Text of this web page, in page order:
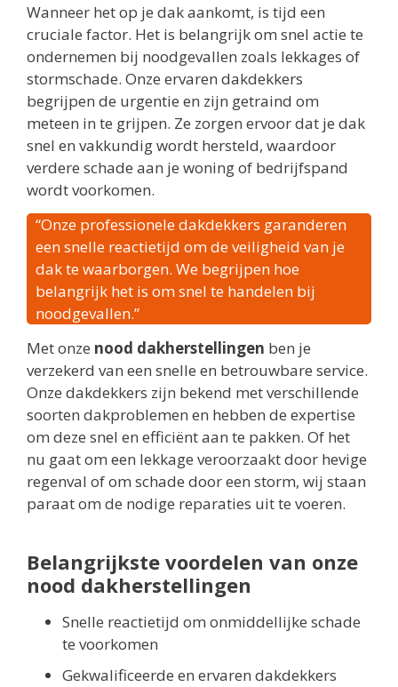
Wanneer het op je dak aankomt, is tijd een
cruciale factor. Het is belangrijk om snel actie te
ondernemen bij noodgevallen zoals lekkages of
stormschade. Onze ervaren dakdekkers
begrijpen de urgentie en zijn getraind om
meteen in te grijpen. Ze zorgen ervoor dat je dak
snel en vakkundig wordt hersteld, waardoor
verdere schade aan je woning of bedrijfspand
wordt voorkomen.
“Onze professionele dakdekkers garanderen
een snelle reactietijd om de veiligheid van je
dak te waarborgen. We begrijpen hoe
belangrijk het is om snel te handelen bij
noodgevallen.”
Met onze nood dakherstellingen ben je
verzekerd van een snelle en betrouwbare service.
Onze dakdekkers zijn bekend met verschillende
soorten dakproblemen en hebben de expertise
om deze snel en efficiënt aan te pakken. Of het
nu gaat om een lekkage veroorzaakt door hevige
regenval of om schade door een storm, wij staan
paraat om de nodige reparaties uit te voeren.
Belangrijkste voordelen van onze
nood dakherstellingen
Snelle reactietijd om onmiddellijke schade
te voorkomen
Gekwalificeerde en ervaren dakdekkers